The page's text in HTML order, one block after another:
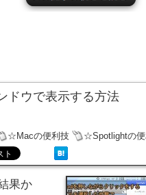
ドウで表示する方法
☆Macの便利技 ☆Spotlightの
果か